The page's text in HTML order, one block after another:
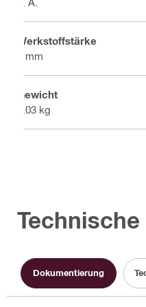
Werkstoffstärke
6 mm
Gewicht
0.03 kg
Dokumentierung